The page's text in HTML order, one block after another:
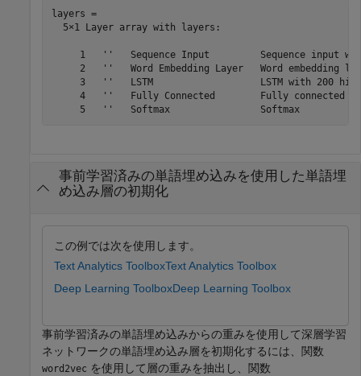
layers =
  5×1 Layer array with layers:
1   ''   Sequence Input         Sequence input
2   ''   Word Embedding Layer   Word embedding
3   ''   LSTM                   LSTM with 200
4   ''   Fully Connected        Fully connected
事前学習済みの単語埋め込みを使用した単語埋
め込み層の初期化
この例では次を使用します。
Text Analytics ToolboxText Analytics Toolbox
Deep Learning ToolboxDeep Learning Toolbox
事前学習済みの単語埋め込みからの重みを使用して深層学習
ネットワークの単語埋め込み層を初期化するには、関数
word2vec を使用して層の重みを抽出し、関数